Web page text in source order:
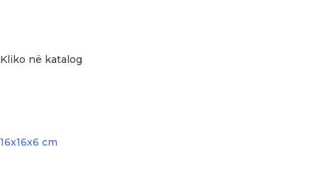
Kliko në katalog
Post
16x16x6 cm